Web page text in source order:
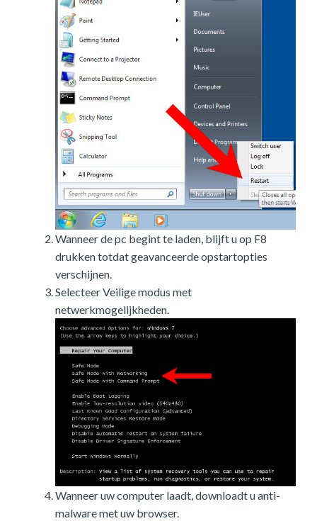
Wanneer de pc begint te laden, blijft u op F8
drukken totdat geavanceerde opstartopties
verschijnen.
Selecteer Veilige modus met
netwerkmogelijkheden.
Wanneer uw computer laadt, downloadt u anti-
malware met uw browser.